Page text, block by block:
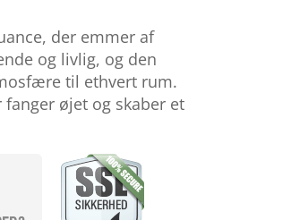
der emmer af
og livlig, og den
til ethvert rum.
øjet og skaber et